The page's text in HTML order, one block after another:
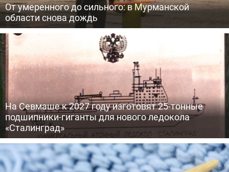
От умеренного до сильного: в Мурманской
области снова дождь
На Севмаше к 2027 году изготовят 25-тонные
подшипники-гиганты для нового ледокола
«Сталинград»